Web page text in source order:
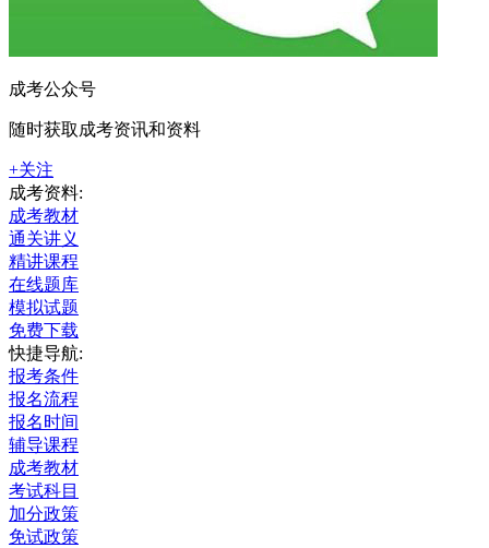
成考公众号
随时获取成考资讯和资料
+关注
成考资料:
成考教材
通关讲义
精讲课程
在线题库
模拟试题
免费下载
快捷导航:
报考条件
报名流程
报名时间
辅导课程
成考教材
考试科目
加分政策
免试政策